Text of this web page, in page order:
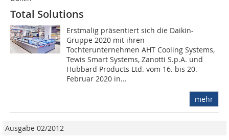
Total Solutions
Erstmalig präsentiert sich die Daikin-
Gruppe 2020 mit ihren
Tochterunternehmen AHT Cooling Systems,
Tewis Smart Systems, Zanotti S.p.A. und
Hubbard Products Ltd. vom 16. bis 20.
Februar 2020 in...
mehr
Ausgabe 02/2012